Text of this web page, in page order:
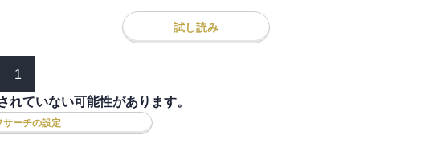
試し読み
1
ていない可能性があります。
サーチの設定